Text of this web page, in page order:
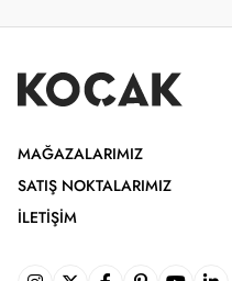
MAĞAZALARIMIZ
SATIŞ NOKTALARIMIZ
İLETIŞIM